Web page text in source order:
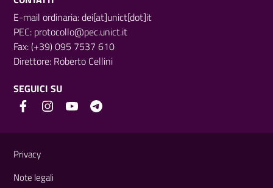
E-mail ordinaria: dei[at]unict[dot]it
PEC: protocollo@pec.unict.it
Fax: (+39) 095 7537 610
Direttore: Roberto Cellini
SEGUICI SU
Privacy
Note legali